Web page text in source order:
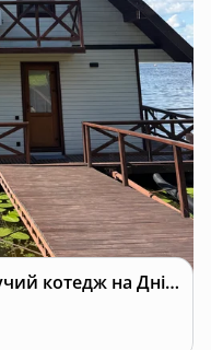
сімейного
творчого
із близькими.
тиша, природа та
котедж на Дніпрі